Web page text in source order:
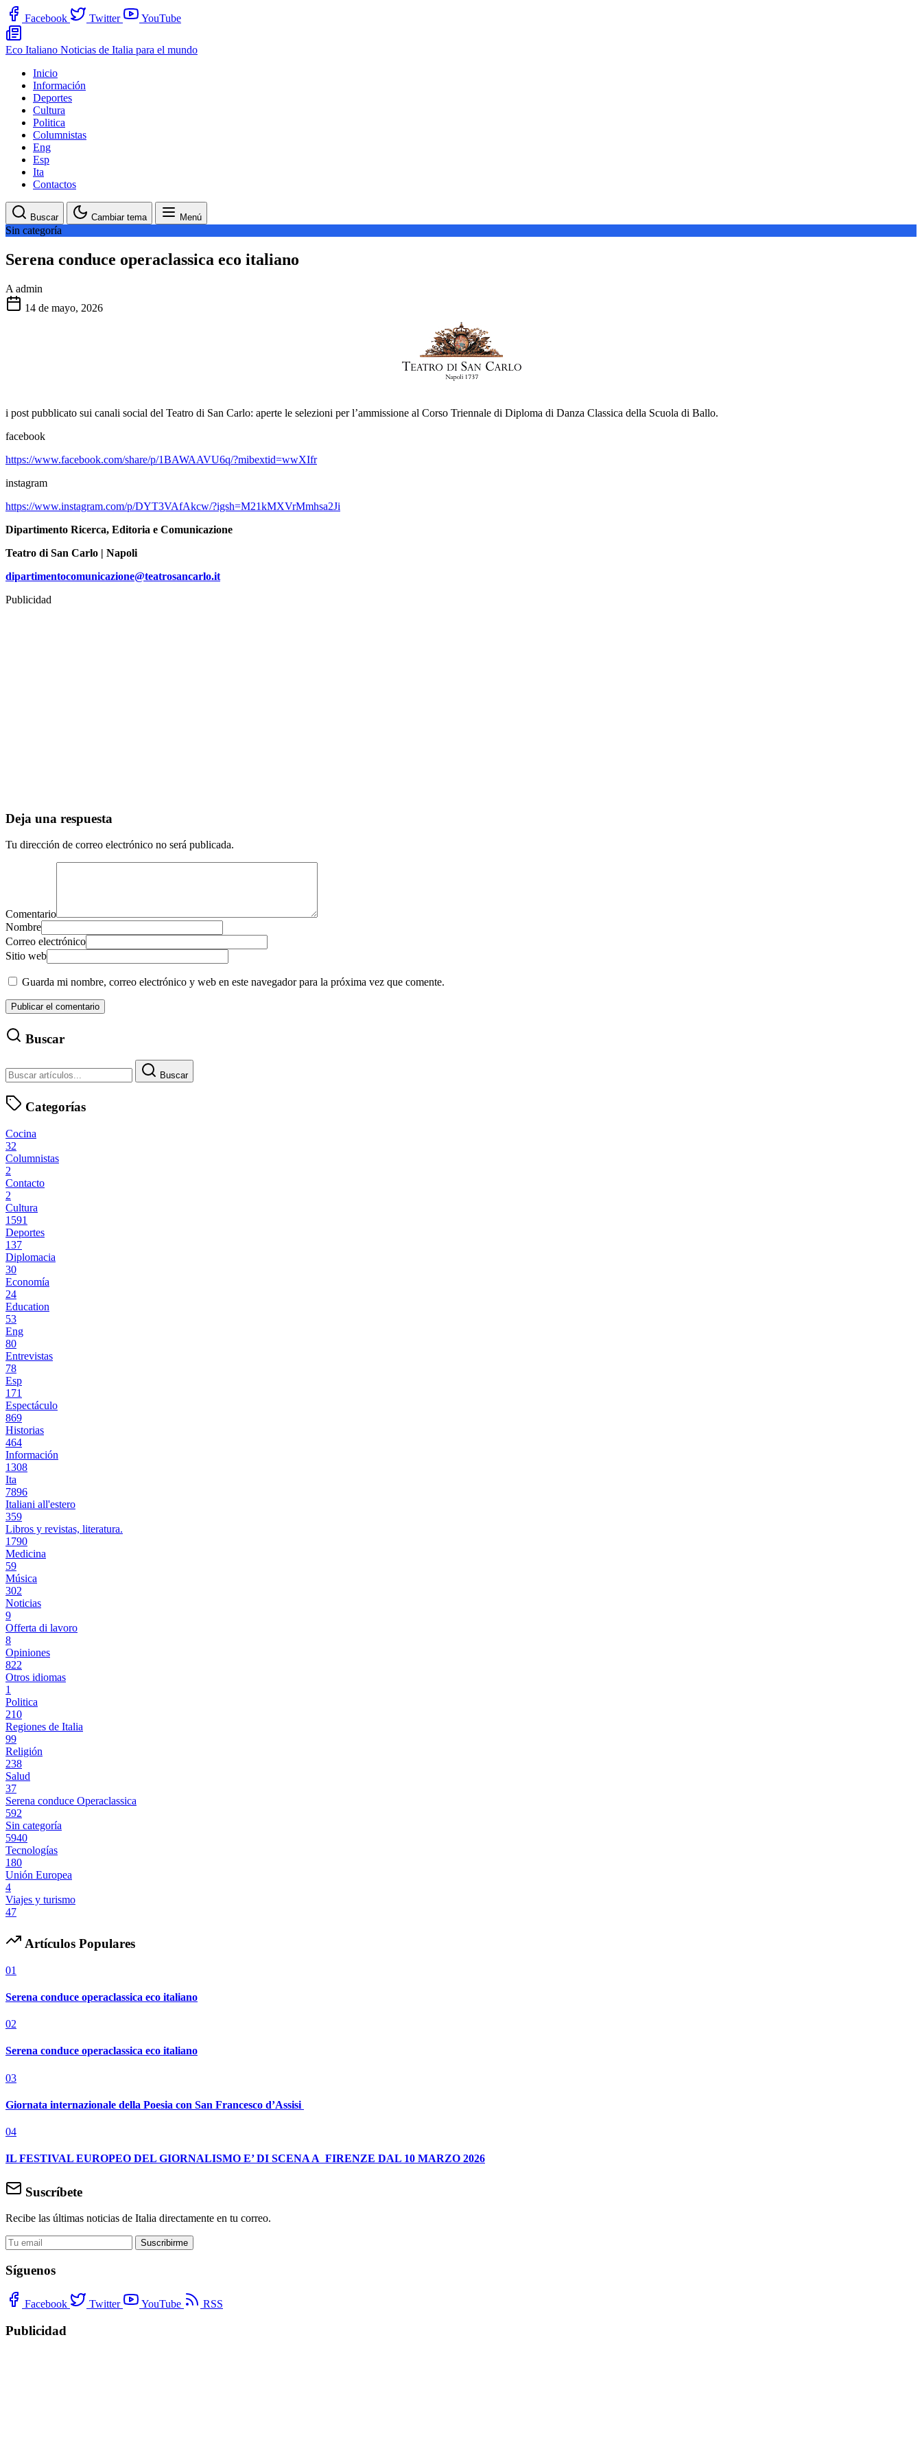
Facebook Twitter YouTube
Eco Italiano Noticias de Italia para el mundo
Inicio
Información
Deportes
Cultura
Politica
Columnistas
Eng
Esp
Ita
Contactos
Buscar Cambiar tema Menú
Sin categoría
Serena conduce operaclassica eco italiano
A admin
14 de mayo, 2026
i post pubblicato sui canali social del Teatro di San Carlo: aperte le selezioni per l’ammissione al Corso Triennale di Diploma di Danza Classica della Scuola di Ballo.
facebook
https://www.facebook.com/share/p/1BAWAAVU6q/?mibextid=wwXIfr
instagram
https://www.instagram.com/p/DYT3VAfAkcw/?igsh=M21kMXVrMmhsa2Ji
Dipartimento Ricerca, Editoria e Comunicazione
Teatro di San Carlo | Napoli
dipartimentocomunicazione@teatrosancarlo.it
Publicidad
Deja una respuesta
Tu dirección de correo electrónico no será publicada.
Comentario
Nombre
Correo electrónico
Sitio web
Guarda mi nombre, correo electrónico y web en este navegador para la próxima vez que comente.
Buscar
Buscar
Categorías
Cocina
32
Columnistas
2
Contacto
2
Cultura
1591
Deportes
137
Diplomacia
30
Economía
24
Education
53
Eng
80
Entrevistas
78
Esp
171
Espectáculo
869
Historias
464
Información
1308
Ita
7896
Italiani all'estero
359
Libros y revistas, literatura.
1790
Medicina
59
Música
302
Noticias
9
Offerta di lavoro
8
Opiniones
822
Otros idiomas
1
Politica
210
Regiones de Italia
99
Religión
238
Salud
37
Serena conduce Operaclassica
592
Sin categoría
5940
Tecnologías
180
Unión Europea
4
Viajes y turismo
47
Artículos Populares
01
Serena conduce operaclassica eco italiano
02
Serena conduce operaclassica eco italiano
03
Giornata internazionale della Poesia con San Francesco d’Assisi
04
IL FESTIVAL EUROPEO DEL GIORNALISMO E’ DI SCENA A FIRENZE DAL 10 MARZO 2026
Suscríbete
Recibe las últimas noticias de Italia directamente en tu correo.
Suscribirme
Síguenos
Facebook Twitter YouTube RSS
Publicidad